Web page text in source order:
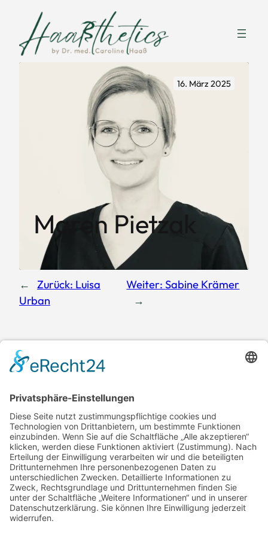
springen
16. März 2025
Maren Pietzak
← Zurück: Luisa
Urban
Weiter:Sabine Krämer
→
Haaßthetics
Praxis für Plastische &
Ästhetische Chirurgie
Weitere
Informationen
Behandlungen
Datenschutz
Impressum
Kontakt
Soziale
Netzwerke
Twitter Instagram